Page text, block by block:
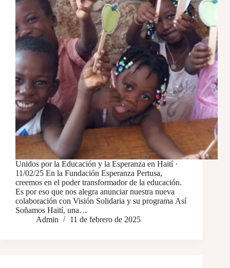
Unidos por la Educación y la Esperanza en Haití ·
11/02/25 En la Fundación Esperanza Pertusa,
creemos en el poder transformador de la educación.
Es por eso que nos alegra anunciar nuestra nueva
colaboración con Visión Solidaria y su programa Así
Soñamos Haití, una…
Admin
11 de febrero de 2025